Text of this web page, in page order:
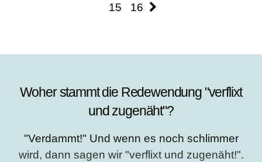
15
16
Woher stammt die Redewendung "verflixt
und zugenäht"?
"Verdammt!" Und wenn es noch schlimmer
wird, dann sagen wir "verflixt und zugenäht!".